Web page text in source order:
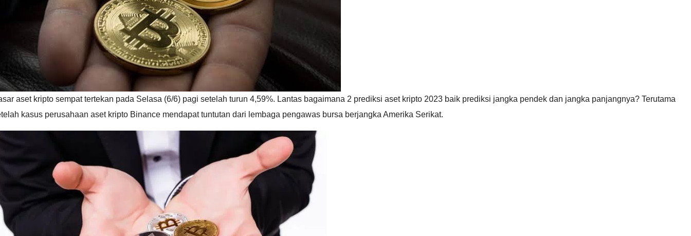
aset kripto sempat tertekan pada Selasa (6/6) pagi setelah turun 4,59%. Lantas bagaimana 2 prediksi aset kripto 2023 baik prediksi jangka pendek dan jangka panjangnya? Terutama
kasus perusahaan aset kripto Binance mendapat tuntutan dari lembaga pengawas bursa berjangka Amerika Serikat.